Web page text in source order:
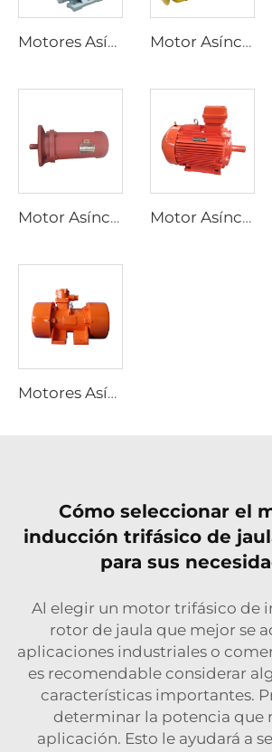
Motores Asíncronos Trifásicos a Prueba de Explosiones de Alta Eficiencia Serie YBX3 Motor Asíncrono Trifásico a Prueba de Explosiones de Alta Eficiencia Ultra, Serie YBX4, de Baja Tensión
Motor Asíncrono Trifásico para Actuadores Eléctricos de Válvulas Serie YBDF2 Motor Asíncrono Trifásico a Prueba de Explosión por Polvo de Alta Eficiencia y Baja Tensión, Serie YFB4
Motores Asíncronos Trifásicos a Prueba de Explosiones Serie YBZU para Fuentes de Vibración
Cómo seleccionar el
inducción trifásico de
para sus
Al elegir un motor trifásico de
rotor de jaula que mejor se
aplicaciones industriales o
es recomendable considerar
características importantes.
determinar la potencia que
aplicación. Esto le ayudará a